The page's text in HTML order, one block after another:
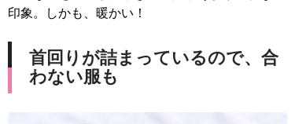
印象。しかも、暖かい！
首回りが詰まっているので、合
わない服も